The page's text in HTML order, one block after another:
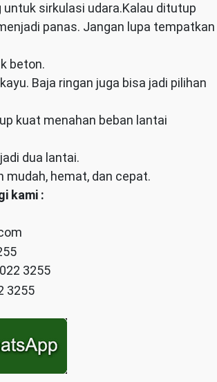
sirkulasi udara.Kalau ditutup
panas. Jangan lupa tempatkan
beton.
Baja ringan juga bisa jadi pilihan
kuat menahan beban lantai
dua lantai.
mudah, hemat, dan cepat.
kami :
3255
3255